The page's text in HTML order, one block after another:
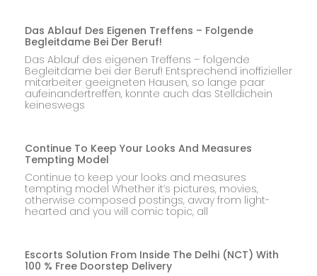
Das Ablauf Des Eigenen Treffens – Folgende
Begleitdame Bei Der Beruf!
Das Ablauf des eigenen Treffens – folgende
Begleitdame bei der Beruf! Entsprechend inoffizieller
mitarbeiter geeigneten Hausen, so lange paar
aufeinandertreffen, konnte auch das Stelldichein
keineswegs
Continue To Keep Your Looks And Measures
Tempting Model
Continue to keep your looks and measures
tempting model Whether it’s pictures, movies,
otherwise composed postings, away from light-
hearted and you will comic topic, all
Escorts Solution From Inside The Delhi (NCT) With
100 % Free Doorstep Delivery